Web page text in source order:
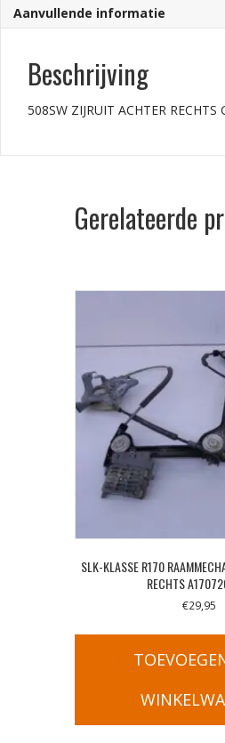
Aanvullende informatie
Beschrijving
508SW ZIJRUIT ACHTER RECHTS
Gerelateerde
SLK-KLASSE R170
RECHTS
€29,95